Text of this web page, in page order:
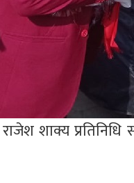
शाक्य प्रतिनिधि